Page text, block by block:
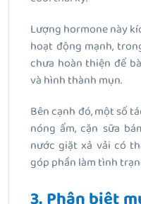
Lượng hormone này
hoạt động mạnh,
chưa hoàn thiện để
và hình thành mụn.
Bên cạnh đó, một số
nóng ẩm, cặn sữa
nước giặt xả vải có
góp phần làm tình